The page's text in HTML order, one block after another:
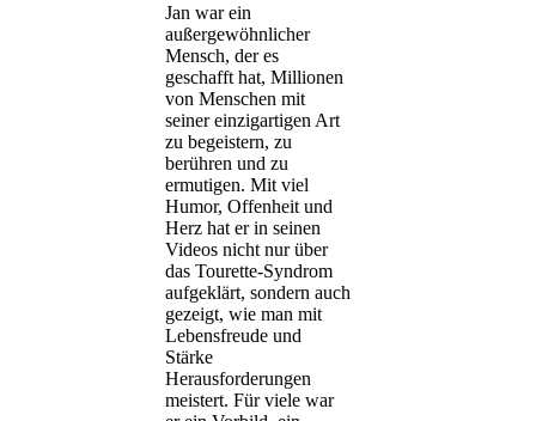
Jan war ein
außergewöhnlicher
Mensch, der es
geschafft hat, Millionen
von Menschen mit
seiner einzigartigen Art
zu begeistern, zu
berühren und zu
ermutigen. Mit viel
Humor, Offenheit und
Herz hat er in seinen
Videos nicht nur über
das Tourette-Syndrom
aufgeklärt, sondern auch
gezeigt, wie man mit
Lebensfreude und
Stärke
Herausforderungen
meistert. Für viele war